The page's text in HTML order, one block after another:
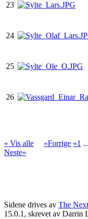
23
24
25
26
» Vis alle «Forrige «1 ...
Neste»
Sidene drives av The
15.0.1, skrevet av Darrin